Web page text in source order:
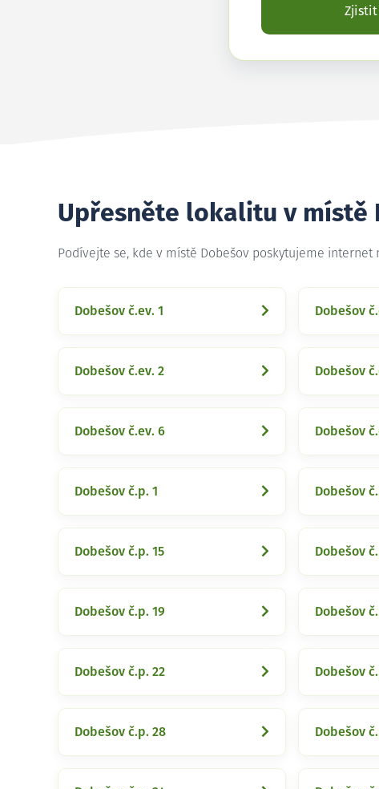
Zjistit
Upřesněte lokalitu v místě
Podívejte se, kde v místě Dobešov poskytujeme internet
Dobešov č.ev. 1 Dobešov
Dobešov č.ev. 2 Dobešov
Dobešov č.ev. 6 Dobešov
Dobešov č.p. 1 Dobešov
Dobešov č.p. 15 Dobešov
Dobešov č.p. 19 Dobešov
Dobešov č.p. 22 Dobešov
Dobešov č.p. 28 Dobešov